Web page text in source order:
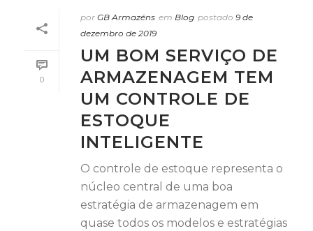
0
por GB Armazéns em Blog postado 9 de
dezembro de 2019
UM BOM SERVIÇO DE
ARMAZENAGEM TEM
UM CONTROLE DE
ESTOQUE
INTELIGENTE
O controle de estoque representa o
núcleo central de uma boa
estratégia de armazenagem em
quase todos os modelos e estratégias